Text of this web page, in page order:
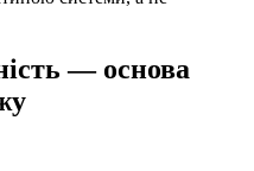
— основа